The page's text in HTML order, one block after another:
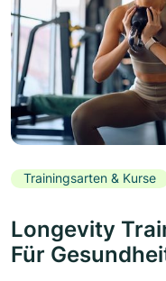
Trainingsarten & Kurse
Longevity
Für